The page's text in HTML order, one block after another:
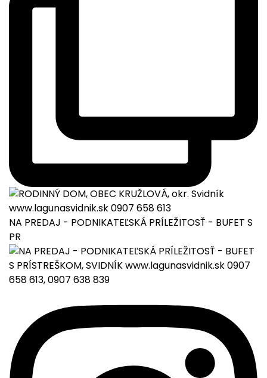
NA PREDAJ - PODNIKATEĽSKÁ PRÍLEŽITOSŤ - BUFET S
PR